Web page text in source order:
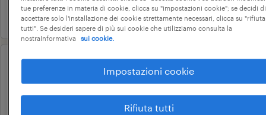
21 luglio 2026
addetto agli impasti (f-m-nd)
tue preferenze in materia di cookie, clicca su "impostazioni cookie"; se decidi di
accettare solo l'installazione dei cookie strettamente necessari, clicca su "rifiuta
tutti". Se desideri sapere di più sui cookie che utilizziamo consulta la
nostraInformativa
sui cookie.
Impostazioni cookie
Rifiuta tutti